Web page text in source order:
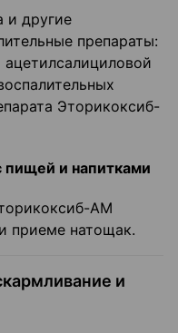
и другие
препараты:
Эторикоксиб-
и напитками
АМ
приеме натощак.
и